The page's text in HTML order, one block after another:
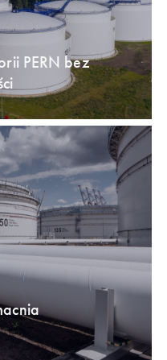
PERN bez